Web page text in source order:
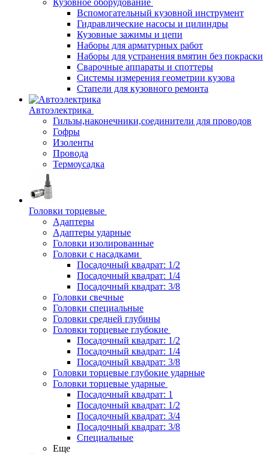
Кузовное оборудование
Вспомогательный кузовной инструмент
Гидравлические насосы и цилиндры
Кузовные зажимы и цепи
Наборы для арматурных работ
Наборы для устранения вмятин без покраски
Сварочные аппараты и споттеры
Системы измерения геометрии кузова
Стапели для кузовного ремонта
Автоэлектрика
Гильзы,наконечники,соединители для проводов
Гофры
Изоленты
Провода
Термоусадка
Головки торцевые
Адаптеры
Адаптеры ударные
Головки изолированные
Головки с насадками
Посадочный квадрат: 1/2
Посадочный квадрат: 1/4
Посадочный квадрат: 3/8
Головки свечные
Головки специальные
Головки средней глубины
Головки торцевые глубокие
Посадочный квадрат: 1/2
Посадочный квадрат: 1/4
Посадочный квадрат: 3/8
Головки торцевые глубокие ударные
Головки торцевые ударные
Посадочный квадрат: 1
Посадочный квадрат: 1/2
Посадочный квадрат: 3/4
Посадочный квадрат: 3/8
Специальные
Еще